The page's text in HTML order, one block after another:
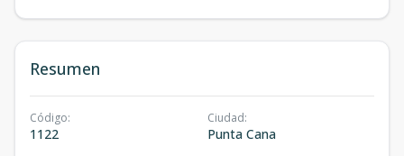
Resumen
Código:
1122
Ciudad:
Punta Cana